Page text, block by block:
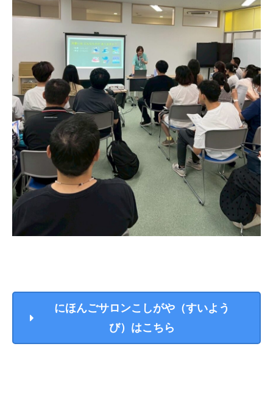
にほんごサロンこしがや（すいよう
び） はこちら